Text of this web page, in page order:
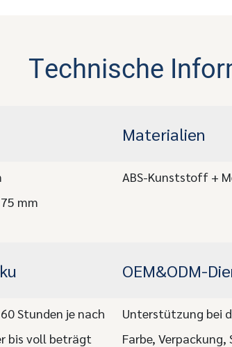
Technische
Materialien
mm
ABS-Kunststoff +
OEM&ODM-
Stunden je nach
bis voll beträgt
Unterstützung bei
Farbe, Verpackung,